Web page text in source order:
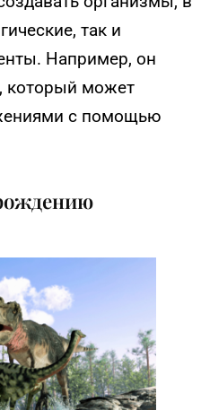
так и
Например, он
который может
с помощью